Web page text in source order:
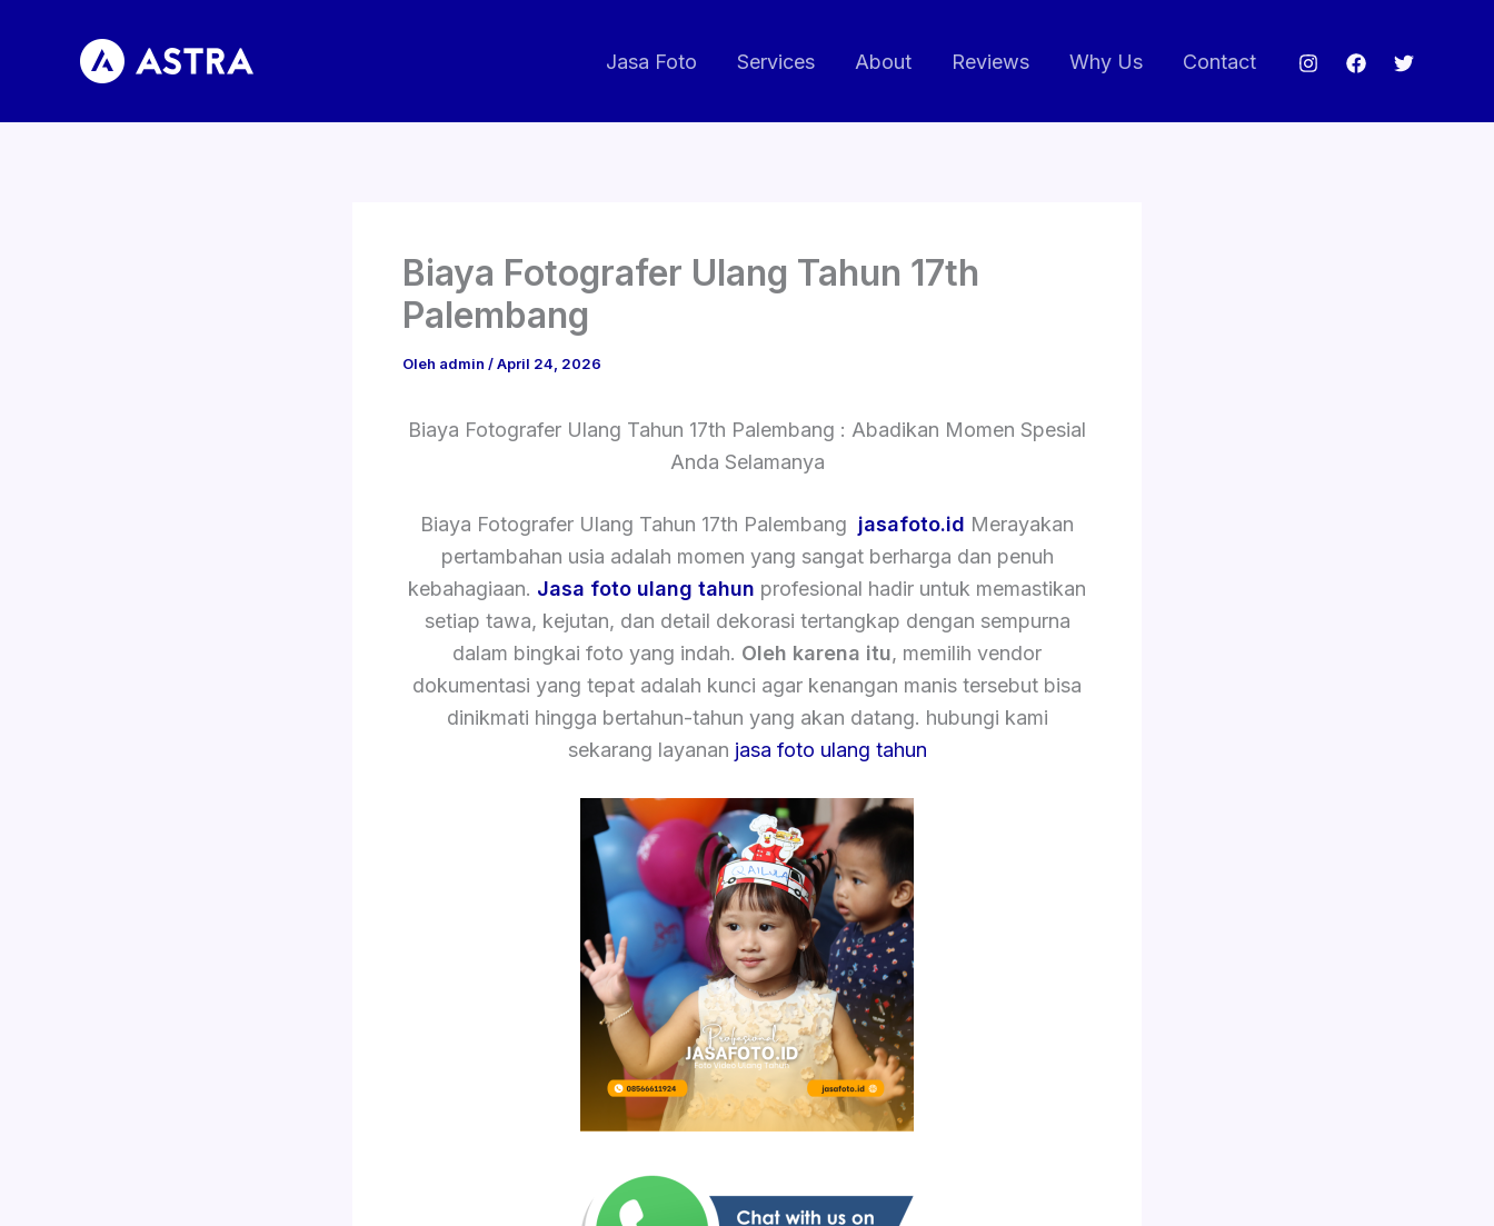
Jasa Foto Services About Reviews Why Us Contact
Biaya Fotografer Ulang Tahun 17th
Palembang
Oleh admin /April 24, 2026
Biaya Fotografer Ulang Tahun 17th Palembang : Abadikan Momen Spesial
Anda Selamanya
Biaya Fotografer Ulang Tahun 17th Palembang jasafoto.id Merayakan
pertambahan usia adalah momen yang sangat berharga dan penuh
kebahagiaan. Jasa foto ulang tahun profesional hadir untuk memastikan
setiap tawa, kejutan, dan detail dekorasi tertangkap dengan sempurna
dalam bingkai foto yang indah. Oleh karena itu, memilih vendor
dokumentasi yang tepat adalah kunci agar kenangan manis tersebut bisa
dinikmati hingga bertahun-tahun yang akan datang. hubungi kami
sekarang layanan jasa foto ulang tahun